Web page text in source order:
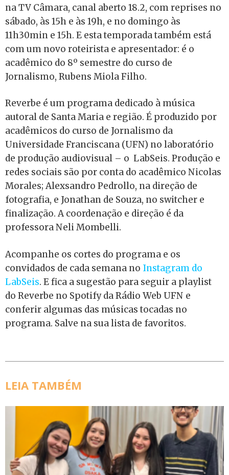
na TV Câmara, canal aberto 18.2, com reprises no
sábado, às 15h e às 19h, e no domingo às
11h30min e 15h. E esta temporada também está
com um novo roteirista e apresentador: é o
acadêmico do 8º semestre do curso de
Jornalismo, Rubens Miola Filho.
Reverbe é um programa dedicado à música
autoral de Santa Maria e região. É produzido por
acadêmicos do curso de Jornalismo da
Universidade Franciscana (UFN) no laboratório
de produção audiovisual – o LabSeis. Produção e
redes sociais são por conta do acadêmico Nicolas
Morales; Alexsandro Pedrollo, na direção de
fotografia, e Jonathan de Souza, no switcher e
finalização. A coordenação e direção é da
professora Neli Mombelli.
Acompanhe os cortes do programa e os
convidados de cada semana no Instagram do
LabSeis. E fica a sugestão para seguir a playlist
do Reverbe no Spotify da Rádio Web UFN e
conferir algumas das músicas tocadas no
programa. Salve na sua lista de favoritos.
LEIA TAMBÉM